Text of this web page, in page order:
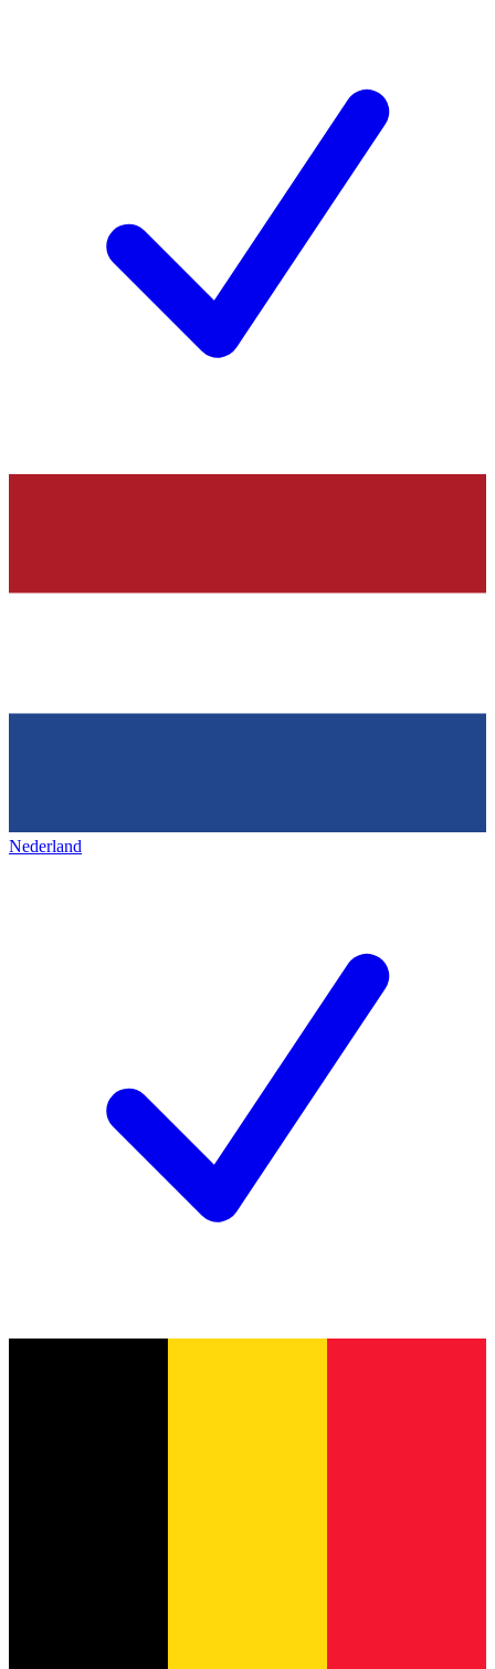
Nederland